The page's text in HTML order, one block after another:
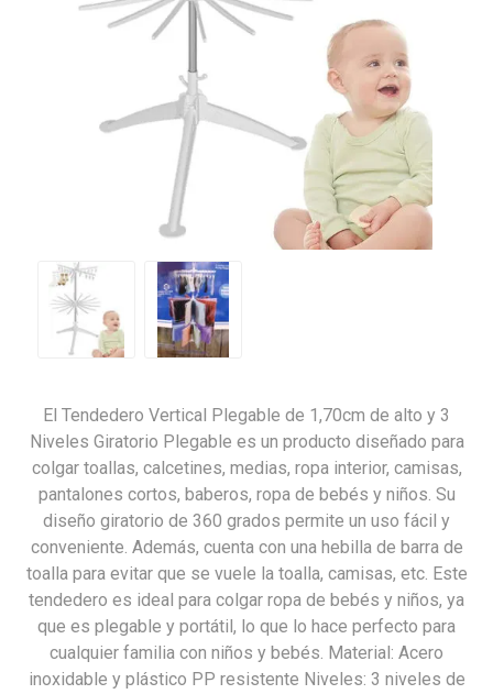
El Tendedero Vertical Plegable de 1,70cm de alto y 3
Niveles Giratorio Plegable es un producto diseñado para
colgar toallas, calcetines, medias, ropa interior, camisas,
pantalones cortos, baberos, ropa de bebés y niños. Su
diseño giratorio de 360 grados permite un uso fácil y
conveniente. Además, cuenta con una hebilla de barra de
toalla para evitar que se vuele la toalla, camisas, etc. Este
tendedero es ideal para colgar ropa de bebés y niños, ya
que es plegable y portátil, lo que lo hace perfecto para
cualquier familia con niños y bebés. Material: Acero
inoxidable y plástico PP resistente Niveles: 3 niveles de